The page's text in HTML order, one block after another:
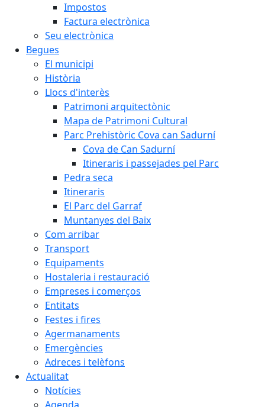
Impostos
Factura electrònica
Seu electrònica
Begues
El municipi
Història
Llocs d'interès
Patrimoni arquitectònic
Mapa de Patrimoni Cultural
Parc Prehistòric Cova can Sadurní
Cova de Can Sadurní
Itineraris i passejades pel Parc
Pedra seca
Itineraris
El Parc del Garraf
Muntanyes del Baix
Com arribar
Transport
Equipaments
Hostaleria i restauració
Empreses i comerços
Entitats
Festes i fires
Agermanaments
Emergències
Adreces i telèfons
Actualitat
Notícies